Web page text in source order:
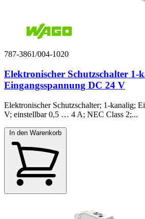
787-3861/004-1020
Elektronischer Schutzschalter 1-
Eingangsspannung DC 24 V
Elektronischer Schutzschalter; 1-kanalig;
V; einstellbar 0,5 … 4 A; NEC Class 2;...
In den Warenkorb